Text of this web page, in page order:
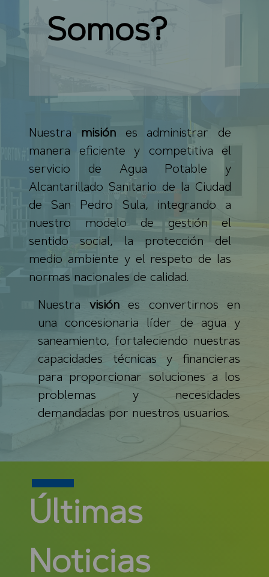
Somos?
Nuestra misiónes administrar de
manera eficiente y competitiva el
servicio de Agua Potable y
Alcantarillado Sanitario de la Ciudad
de San Pedro Sula, integrando a
nuestro modelo de gestión el
sentido social, la protección del
medio ambiente y el respeto de las
normas nacionales de calidad.
Nuestra visiónes convertirnos en
una concesionaria líder de agua y
saneamiento, fortaleciendo nuestras
capacidades técnicas y financieras
para proporcionar soluciones a los
problemas y necesidades
demandadas por nuestros usuarios.
Últimas
Noticias